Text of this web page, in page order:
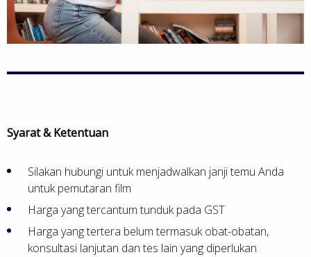
Syarat & Ketentuan
Silakan hubungi untuk menjadwalkan janji temu Anda
untuk pemutaran film
Harga yang tercantum tunduk pada GST
Harga yang tertera belum termasuk obat-obatan,
konsultasi lanjutan dan tes lain yang diperlukan